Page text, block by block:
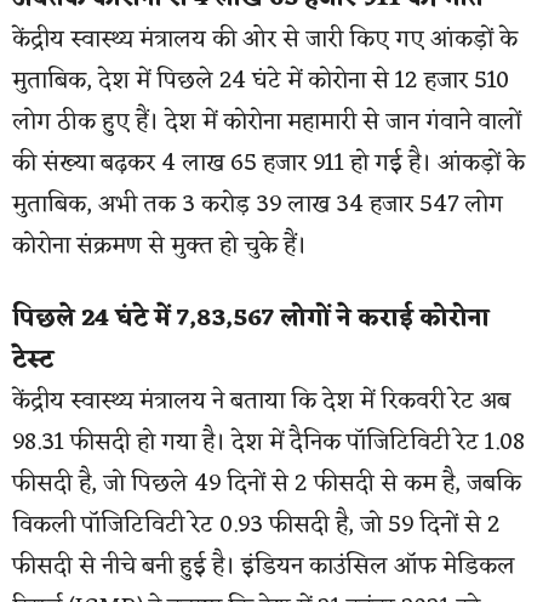
केंद्रीय स्वास्थ्य मंत्रालय की ओर से जारी किए गए आंकड़ों के
मुताबिक, देश में पिछले 24 घंटे में कोरोना से 12 हजार 510
लोग ठीक हुए हैं। देश में कोरोना महामारी से जान गंवाने वालों
की संख्या बढ़कर 4 लाख 65 हजार 911 हो गई है। आंकड़ों के
मुताबिक, अभी तक 3 करोड़ 39 लाख 34 हजार 547 लोग
कोरोना संक्रमण से मुक्त हो चुके हैं।
पिछले 24 घंटे में 7,83,567 लोगों ने कराई कोरोना
टेस्ट
केंद्रीय स्वास्थ्य मंत्रालय ने बताया कि देश में रिकवरी रेट अब
98.31 फीसदी हो गया है। देश में दैनिक पॉजिटिविटी रेट 1.08
फीसदी है, जो पिछले 49 दिनों से 2 फीसदी से कम है, जबकि
विकली पॉजिटिविटी रेट 0.93 फीसदी है, जो 59 दिनों से 2
फीसदी से नीचे बनी हुई है। इंडियन काउंसिल ऑफ मेडिकल